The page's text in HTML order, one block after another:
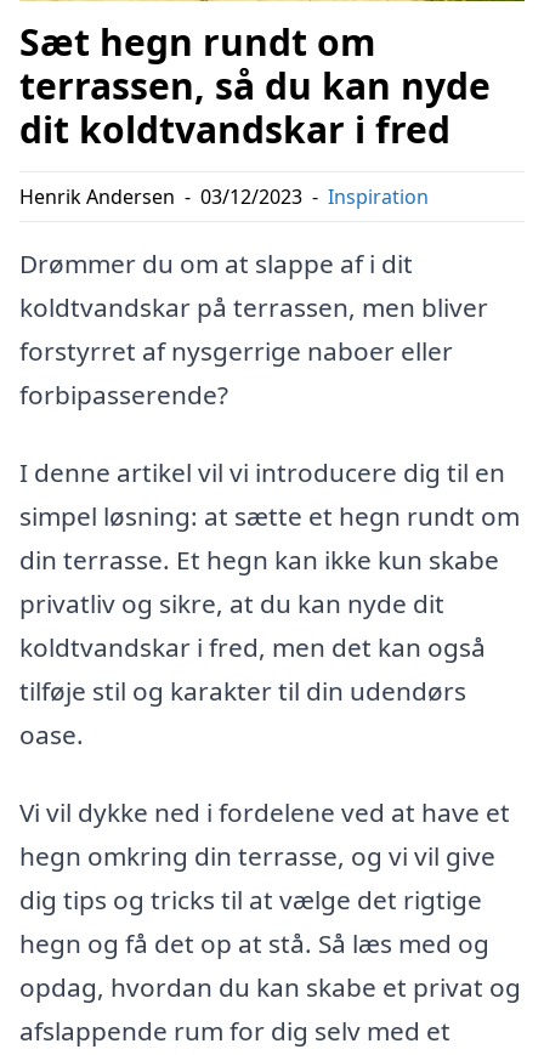
Sæt hegn rundt om
terrassen, så du kan nyde
dit koldtvandskar i fred
Henrik Andersen - 03/12/2023 - Inspiration
Drømmer du om at slappe af i dit
koldtvandskar på terrassen, men bliver
forstyrret af nysgerrige naboer eller
forbipasserende?
I denne artikel vil vi introducere dig til en
simpel løsning: at sætte et hegn rundt om
din terrasse. Et hegn kan ikke kun skabe
privatliv og sikre, at du kan nyde dit
koldtvandskar i fred, men det kan også
tilføje stil og karakter til din udendørs
oase.
Vi vil dykke ned i fordelene ved at have et
hegn omkring din terrasse, og vi vil give
dig tips og tricks til at vælge det rigtige
hegn og få det op at stå. Så læs med og
opdag, hvordan du kan skabe et privat og
afslappende rum for dig selv med et